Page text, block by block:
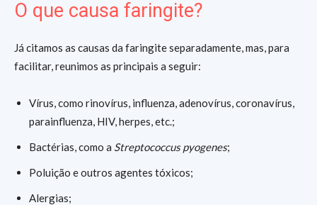
O que causa faringite?
Já citamos as causas da faringite separadamente, mas, para
facilitar, reunimos as principais a seguir:
Vírus, como rinovírus, influenza, adenovírus, coronavírus,
parainfluenza, HIV, herpes, etc.;
Bactérias, como a Streptococcus pyogenes;
Poluição e outros agentes tóxicos;
Alergias;